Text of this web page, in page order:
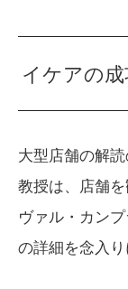
イケアの
大型店舗の解
教授は、店舗
ヴァル・カン
の詳細を念入り